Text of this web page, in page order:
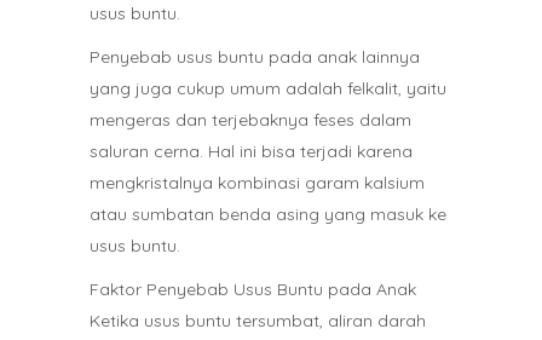
usus buntu.
Penyebab usus buntu pada anak lainnya
yang juga cukup umum adalah felkalit, yaitu
mengeras dan terjebaknya feses dalam
saluran cerna. Hal ini bisa terjadi karena
mengkristalnya kombinasi garam kalsium
atau sumbatan benda asing yang masuk ke
usus buntu.
Faktor Penyebab Usus Buntu pada Anak
Ketika usus buntu tersumbat, aliran darah